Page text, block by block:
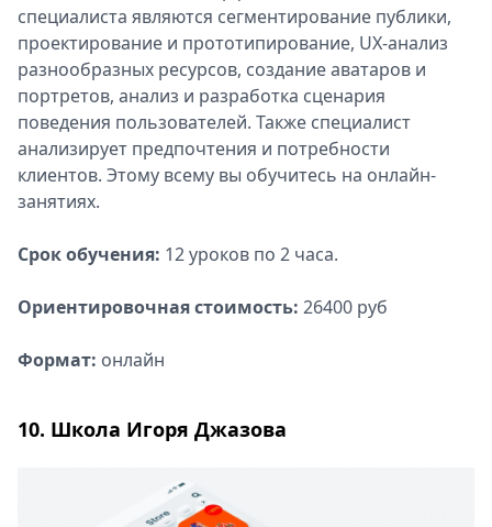
специалиста являются сегментирование публики,
проектирование и прототипирование, UX-анализ
разнообразных ресурсов, создание аватаров и
портретов, анализ и разработка сценария
поведения пользователей. Также специалист
анализирует предпочтения и потребности
клиентов. Этому всему вы обучитесь на онлайн-
занятиях.
Срок обучения: 12 уроков по 2 часа.
Ориентировочная стоимость: 26400 руб
Формат: онлайн
10. Школа Игоря Джазова